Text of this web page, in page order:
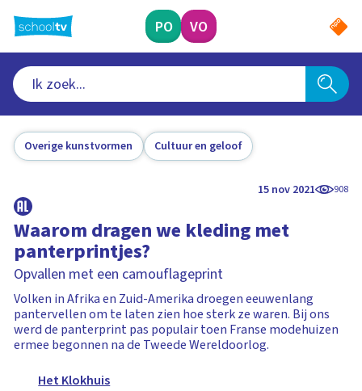
naar
hoofdinhoud
PO VO
Overige kunstvormen Cultuur en geloof
15 nov 2021 908
Waarom dragen we kleding met
panterprintjes?
Opvallen met een camouflageprint
Volken in Afrika en Zuid-Amerika droegen eeuwenlang
pantervellen om te laten zien hoe sterk ze waren. Bij ons
werd de panterprint pas populair toen Franse modehuizen
ermee begonnen na de Tweede Wereldoorlog.
Het Klokhuis